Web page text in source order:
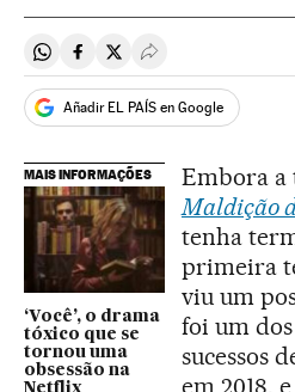
Compartir en Whatsapp
Compartir en Facebook
Compartir en Twitter
Desplegar Redes
Añadir EL PAÍS en Google
MAIS INFORMAÇÕES
‘Você’, o drama
tóxico que se
tornou uma
obsessão na
Netflix
Embora
Maldição
tenha
primeira
viu um
foi um
sucessos
em 2018,